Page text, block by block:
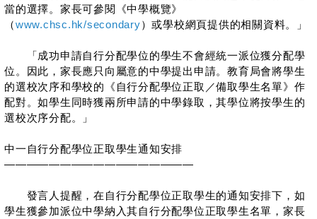
當的選擇。家長可參閱《中學概覽》
（www.chsc.hk/secondary）或學校網頁提供的相關資料。」
「成功申請自行分配學位的學生不會經統一派位獲分配學
位。因此，家長應只向屬意的中學提出申請。教育局會將學生
的選校次序和學校的《自行分配學位正取／備取學生名單》作
配對。如學生同時獲兩所申請的中學錄取，其學位將按學生的
選校次序分配。」
中一自行分配學位正取學生通知安排
—————————————————
發言人提醒，在自行分配學位正取學生的通知安排下，如
學生獲參加派位中學納入其自行分配學位正取學生名單，家長